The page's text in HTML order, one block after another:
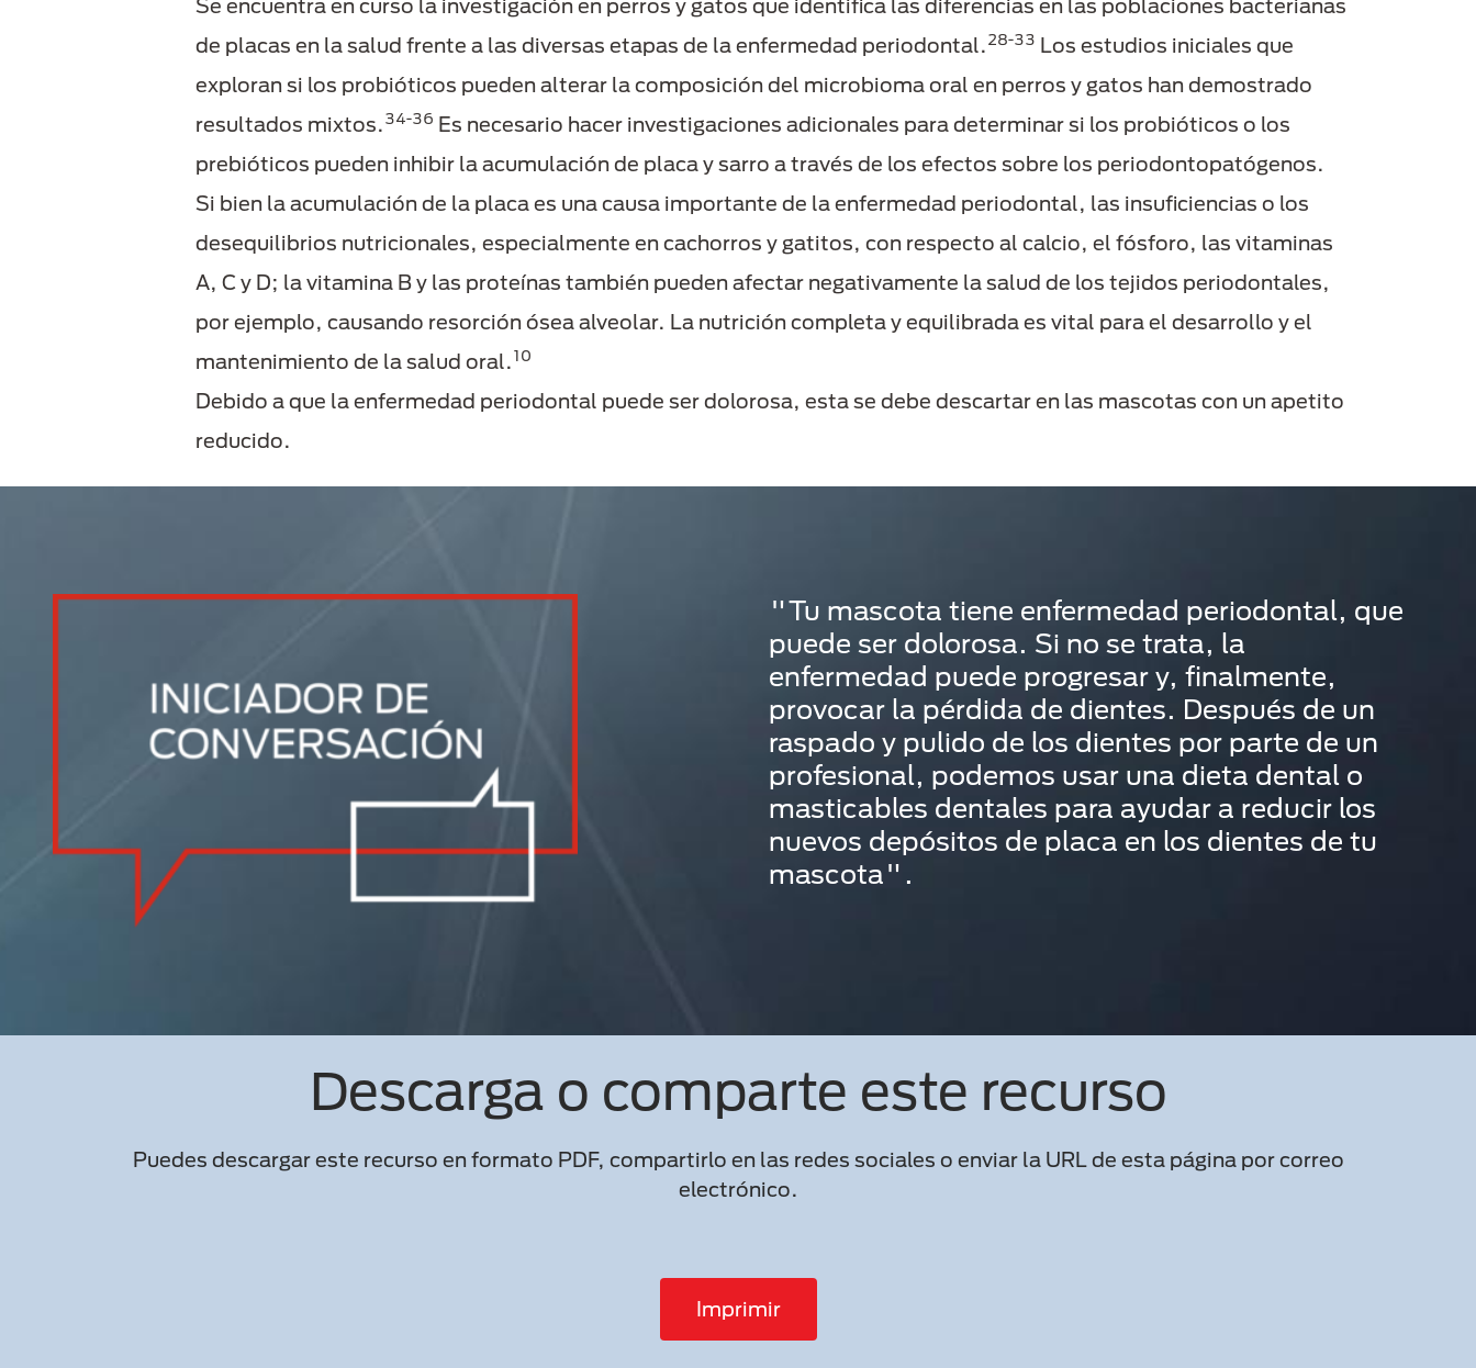
Se encuentra en curso la investigación en perros y gatos que identifica las diferencias en las poblaciones bacterianas
de placas en la salud frente a las diversas etapas de la enfermedad periodontal.28-33 Los estudios iniciales que
exploran si los probióticos pueden alterar la composición del microbioma oral en perros y gatos han demostrado
resultados mixtos.34-36 Es necesario hacer investigaciones adicionales para determinar si los probióticos o los
prebióticos pueden inhibir la acumulación de placa y sarro a través de los efectos sobre los periodontopatógenos.
Si bien la acumulación de la placa es una causa importante de la enfermedad periodontal, las insuficiencias o los
desequilibrios nutricionales, especialmente en cachorros y gatitos, con respecto al calcio, el fósforo, las vitaminas
A, C y D; la vitamina B y las proteínas también pueden afectar negativamente la salud de los tejidos periodontales,
por ejemplo, causando resorción ósea alveolar. La nutrición completa y equilibrada es vital para el desarrollo y el
mantenimiento de la salud oral.10
Debido a que la enfermedad periodontal puede ser dolorosa, esta se debe descartar en las mascotas con un apetito
reducido.
"Tu mascota tiene enfermedad periodontal, que
puede ser dolorosa. Si no se trata, la
enfermedad puede progresar y, finalmente,
provocar la pérdida de dientes. Después de un
raspado y pulido de los dientes por parte de un
profesional, podemos usar una dieta dental o
masticables dentales para ayudar a reducir los
nuevos depósitos de placa en los dientes de tu
mascota".
Descarga o comparte este recurso
Puedes descargar este recurso en formato PDF, compartirlo en las redes sociales o enviar la URL de esta página por correo
electrónico.
Imprimir